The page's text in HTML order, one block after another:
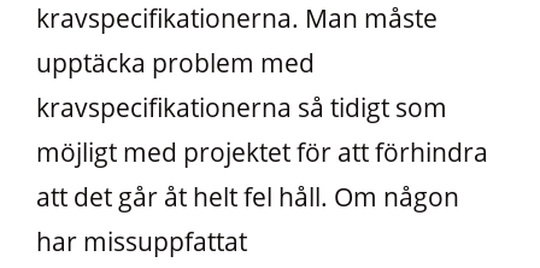
kravspecifikationerna. Man måste
upptäcka problem med
kravspecifikationerna så tidigt som
möjligt med projektet för att förhindra
att det går åt helt fel håll. Om någon
har missuppfattat